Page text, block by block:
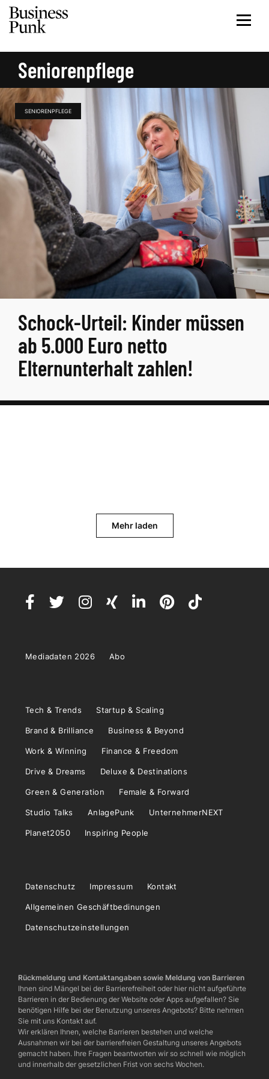
Seniorenpflege
SENIORENPFLEGE
Schock-Urteil: Kinder müssen
ab 5.000 Euro netto
Elternunterhalt zahlen!
Mehr laden
Mediadaten 2026 Abo
Tech & Trends Startup & Scaling
Brand & Brilliance Business & Beyond
Work & Winning Finance & Freedom
Drive & Dreams Deluxe & Destinations
Green & Generation Female & Forward
Studio Talks AnlagePunk UnternehmerNEXT
Planet2050 Inspiring People
Datenschutz Impressum Kontakt
Allgemeinen Geschäftbedinungen
Datenschutzeinstellungen
Rückmeldung und Kontaktangaben sowie Meldung von Barrieren
Ihnen sind Mängel bei der Barrierefreiheit oder hier nicht aufgeführte
Barrieren in der Bedienung der Website oder Apps aufgefallen? Sie
benötigen Hilfe bei der Benutzung unseres Angebots? Bitte nehmen
Sie mit uns Kontakt auf.
Wir erklären Ihnen, welche Barrieren bestehen und welche
Ausnahmen wir bei der barrierefreien Gestaltung unseres Angebots
gemacht haben. Ihre Fragen beantworten wir so schnell wie möglich
und innerhalb der gesetzlichen Frist von sechs Wochen.